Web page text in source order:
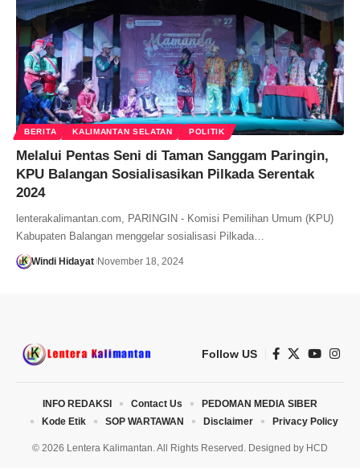
BERITA KALIMANTAN SELATAN POLITIK
Melalui Pentas Seni di Taman Sanggam Paringin,
KPU Balangan Sosialisasikan Pilkada Serentak
2024
lenterakalimantan.com, PARINGIN - Komisi Pemilihan Umum (KPU)
Kabupaten Balangan menggelar sosialisasi Pilkada…
Windi Hidayat November 18, 2024
Follow US
© 2026 Lentera Kalimantan. All Rights Reserved. Designed by HCD
INFO REDAKSI Contact Us
PEDOMAN MEDIA SIBER
Kode Etik
SOP WARTAWAN Disclaimer Privacy Policy